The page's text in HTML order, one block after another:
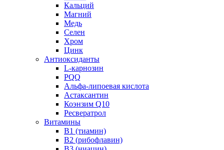
Кальций
Магний
Медь
Селен
Хром
Цинк
Антиоксиданты
L-карнозин
PQQ
Альфа-липоевая кислота
Астаксантин
Коэнзим Q10
Ресвератрол
Витамины
B1 (тиамин)
B2 (рибофлавин)